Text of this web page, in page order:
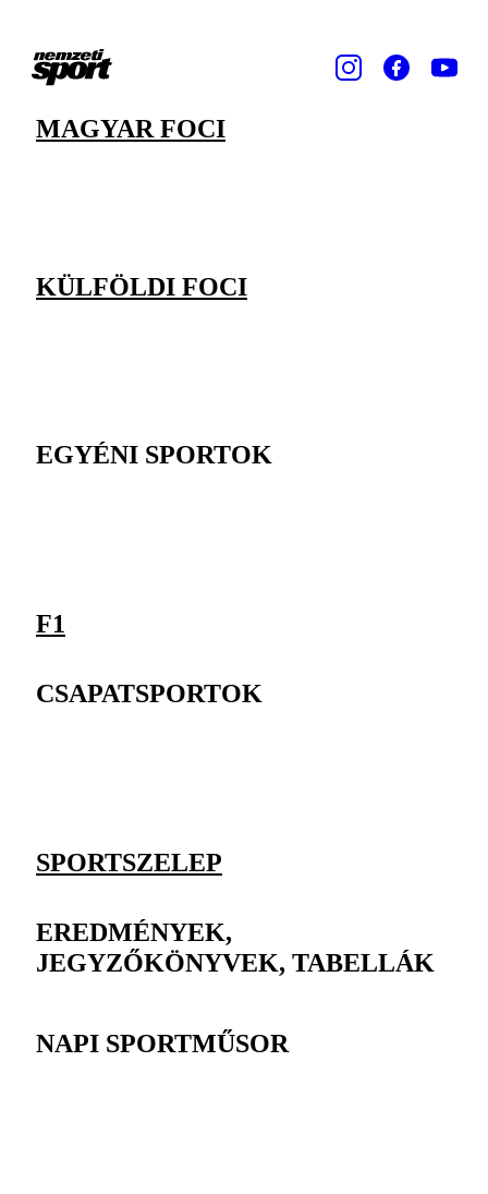
MAGYAR FOCI
KÜLFÖLDI FOCI
EGYÉNI SPORTOK
F1
CSAPATSPORTOK
SPORTSZELEP
EREDMÉNYEK,
JEGYZŐKÖNYVEK, TABELLÁK
NAPI SPORTMŰSOR